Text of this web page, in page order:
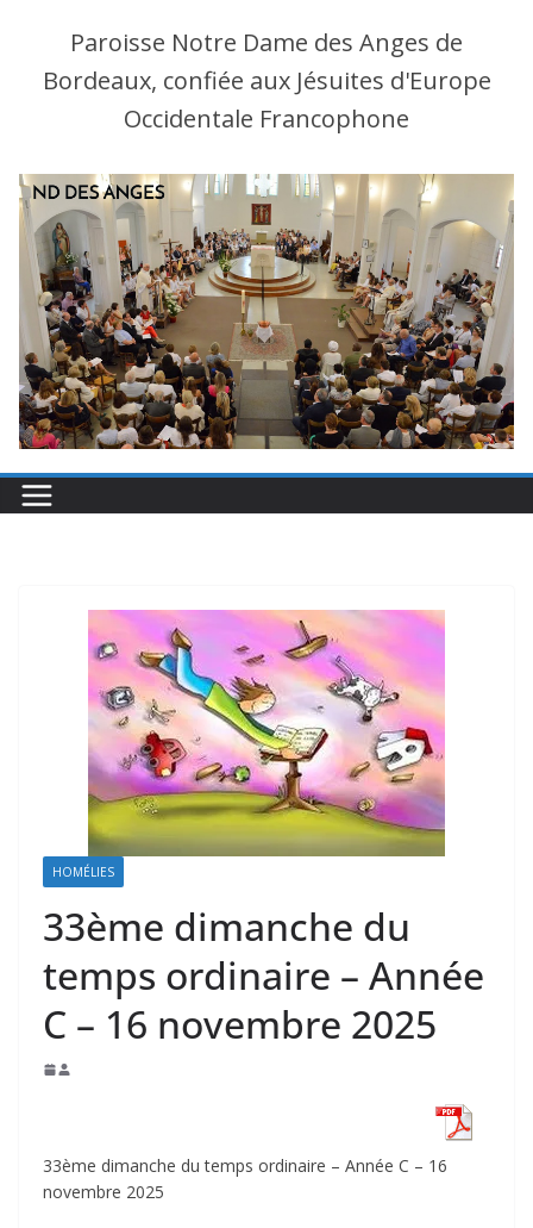
Paroisse Notre Dame des Anges de
Bordeaux, confiée aux Jésuites d'Europe
Occidentale Francophone
HOMÉLIES
33ème dimanche du
temps ordinaire – Année
C – 16 novembre 2025
33ème dimanche du temps ordinaire – Année C – 16
novembre 2025